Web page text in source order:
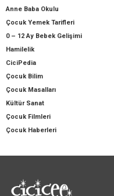
Anne Baba Okulu
Çocuk Yemek Tarifleri
0 – 12 Ay Bebek Gelişimi
Hamilelik
CiciPedia
Çocuk Bilim
Çocuk Masalları
Kültür Sanat
Çocuk Filmleri
Çocuk Haberleri